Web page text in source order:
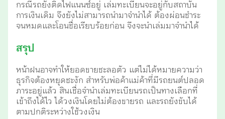
กรณีรถยังติดไฟแนนซ์อยู่ เล่มทะเบียนจะอยู่กับสถาบัน
การเงินเดิม จึงยังไม่สามารถนำมาจำนำได้ ต้องผ่อนชำระ
จนหมดและโอนชื่อเรียบร้อยก่อน จึงจะนำเล่มมาจำนำได้
สรุป
หน้าฝนอาจทำให้ยอดขายชะลอตัว แต่ไม่ได้หมายความว่า
ธุรกิจต้องหยุดชะงัก สำหรับพ่อค้าแม่ค้าที่มีรถยนต์ปลอด
ภาระอยู่แล้ว สินเชื่อจำนำเล่มทะเบียนรถเป็นทางเลือกที่
เข้าถึงได้ไว ได้วงเงินโดยไม่ต้องขายรถ และรถยังขับได้
ตามปกติระหว่างใช้วงเงิน